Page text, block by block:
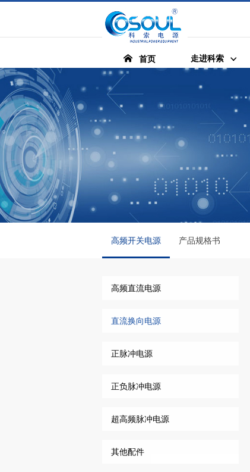
首页 走进科索
高频开关电源
高频直流电源
直流换向电源
正脉冲电源
正负脉冲电源
超高频脉冲电源
其他配件
产品规格书